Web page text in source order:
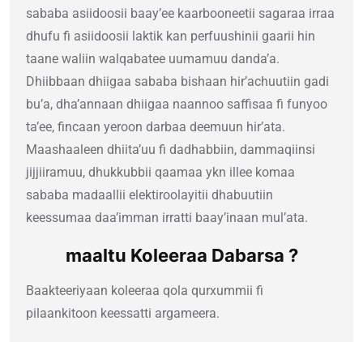
sababa asiidoosii baay’ee kaarbooneetii sagaraa irraa
dhufu fi asiidoosii laktik kan perfuushinii gaarii hin
taane waliin walqabatee uumamuu danda’a.
Dhiibbaan dhiigaa sababa bishaan hir’achuutiin gadi
bu’a, dha’annaan dhiigaa naannoo saffisaa fi funyoo
ta’ee, fincaan yeroon darbaa deemuun hir’ata.
Maashaaleen dhiita’uu fi dadhabbiin, dammaqiinsi
jijjiiramuu, dhukkubbii qaamaa ykn illee komaa
sababa madaallii elektiroolayitii dhabuutiin
keessumaa daa’imman irratti baay’inaan mul’ata.
maaltu Koleeraa Dabarsa ?
Baakteeriyaan koleeraa qola qurxummii fi
pilaankitoon keessatti argameera.